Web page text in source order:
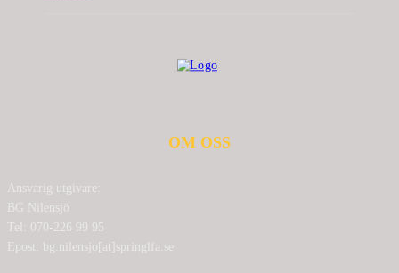
OM OSS
Ansvarig utgivare:
BG Nilensjö
Tel: 070-226 99 95
Epost: bg.nilensjo[at]springlfa.se